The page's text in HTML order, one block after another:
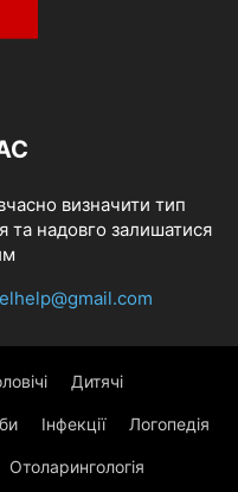
визначити тип
та надовго залишатися
Дитячі
Інфекції Логопедія
Отоларингологія